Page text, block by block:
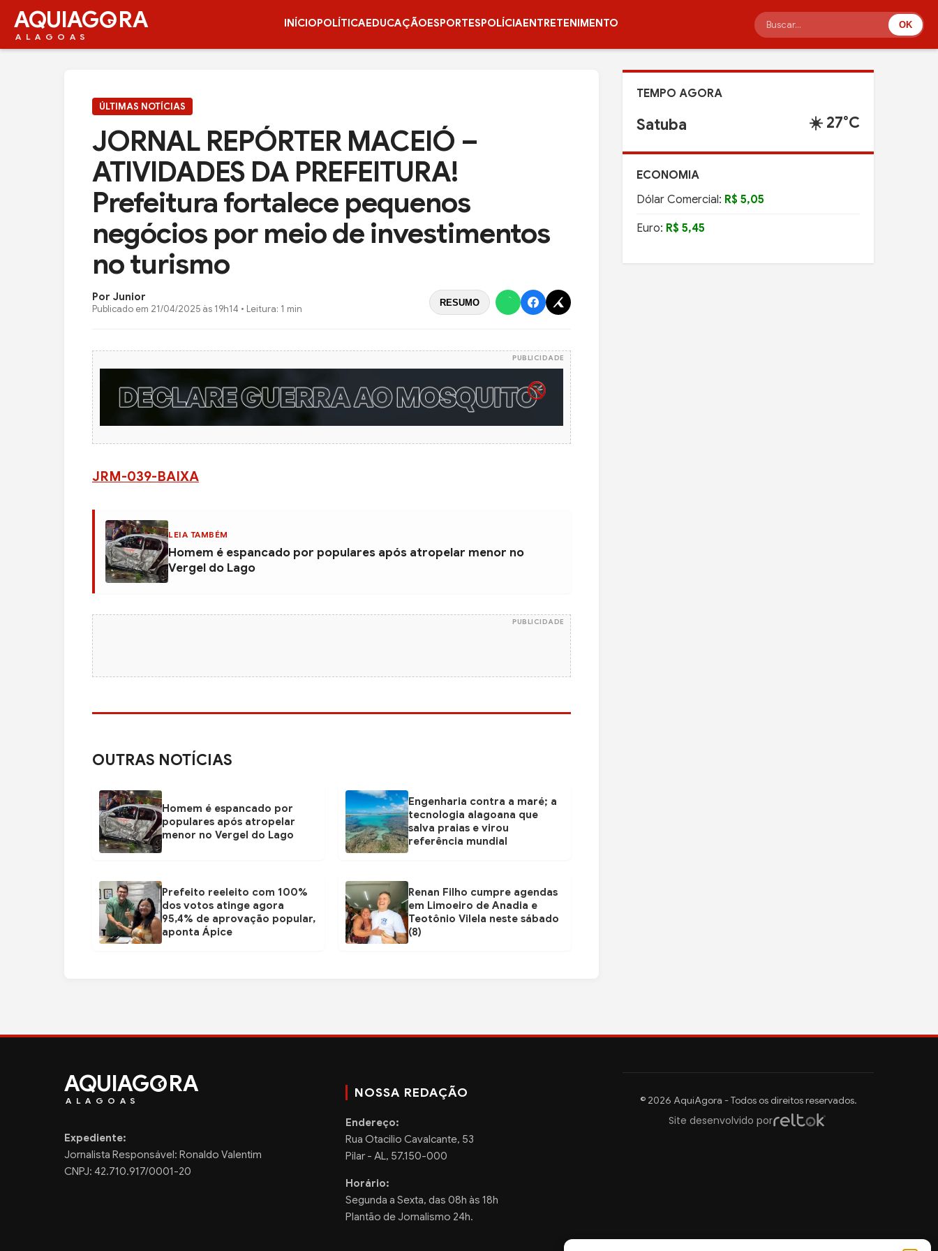
AQUIAG RA
ALAGOAS
INÍCIOPOLÍTICAEDUCAÇÃOESPORTESPOLÍCIAENTRETENIMENTO OK
ÚLTIMAS NOTÍCIAS
JORNAL REPÓRTER MACEIÓ –
ATIVIDADES DA PREFEITURA!
Prefeitura fortalece pequenos
negócios por meio de investimentos
no turismo
Por Junior
Publicado em 21/04/2025 às 19h14 • Leitura: 1 min
RESUMO
PUBLICIDADE
JRM-039-BAIXA
LEIA TAMBÉM
Homem é espancado por populares após atropelar menor no
Vergel do Lago
PUBLICIDADE
OUTRAS NOTÍCIAS
Homem é espancado por
populares após atropelar
menor no Vergel do Lago
Engenharia contra a maré; a
tecnologia alagoana que
salva praias e virou
referência mundial
Prefeito reeleito com 100%
dos votos atinge agora
95,4% de aprovação popular,
aponta Ápice
Renan Filho cumpre agendas
em Limoeiro de Anadia e
Teotônio Vilela neste sábado
(8)
TEMPO AGORA
Satuba ☀️ 27°C
ECONOMIA
Dólar Comercial: R$ 5,05
Euro: R$ 5,45
AQUIAG RA
ALAGOAS
Expediente:
Jornalista Responsável: Ronaldo Valentim
CNPJ: 42.710.917/0001-20
NOSSA REDAÇÃO
Endereço:
Rua Otacilio Cavalcante, 53
Pilar - AL, 57.150-000
Horário:
Segunda a Sexta, das 08h às 18h
Plantão de Jornalismo 24h.
© 2026 AquiAgora - Todos os direitos reservados.
Site desenvolvido por